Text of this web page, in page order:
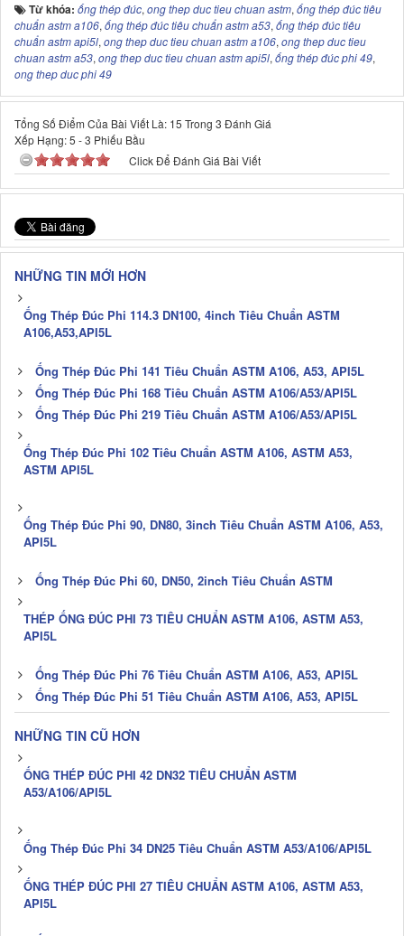
Từ khóa: ống thép đúc, ong thep duc tieu chuan astm, ống thép đúc tiêu
chuẩn astm a106, ống thép đúc tiêu chuẩn astm a53, ống thép đúc tiêu
chuẩn astm api5l, ong thep duc tieu chuan astm a106, ong thep duc tieu
chuan astm a53, ong thep duc tieu chuan astm api5l, ống thép đúc phi 49,
ong thep duc phi 49
Tổng Số Điểm Của Bài Viết Là: 15 Trong 3 Đánh Giá
Xếp Hạng:5 -3 Phiếu Bầu
Click Để Đánh Giá Bài Viết
NHỮNG TIN MỚI HƠN
Ống Thép Đúc Phi 114.3 DN100, 4inch Tiêu Chuẩn ASTM
A106,A53,API5L
Ống Thép Đúc Phi 141 Tiêu Chuẩn ASTM A106, A53, API5L
Ống Thép Đúc Phi 168 Tiêu Chuẩn ASTM A106/A53/API5L
Ống Thép Đúc Phi 219 Tiêu Chuẩn ASTM A106/A53/API5L
Ống Thép Đúc Phi 102 Tiêu Chuẩn ASTM A106, ASTM A53,
ASTM API5L
Ống Thép Đúc Phi 90, DN80, 3inch Tiêu Chuẩn ASTM A106, A53,
API5L
Ống Thép Đúc Phi 60, DN50, 2inch Tiêu Chuẩn ASTM
THÉP ỐNG ĐÚC PHI 73 TIÊU CHUẨN ASTM A106, ASTM A53,
API5L
Ống Thép Đúc Phi 76 Tiêu Chuẩn ASTM A106, A53, API5L
Ống Thép Đúc Phi 51 Tiêu Chuẩn ASTM A106, A53, API5L
NHỮNG TIN CŨ HƠN
ỐNG THÉP ĐÚC PHI 42 DN32 TIÊU CHUẨN ASTM
A53/A106/API5L
Ống Thép Đúc Phi 34 DN25 Tiêu Chuẩn ASTM A53/A106/API5L
ỐNG THÉP ĐÚC PHI 27 TIÊU CHUẨN ASTM A106, ASTM A53,
API5L